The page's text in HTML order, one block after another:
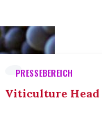
PRESSEBEREICH
Viticulture